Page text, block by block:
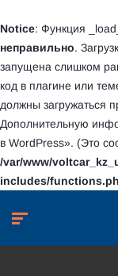
Notice: Функция
неправильно.
запущена слишком
код в плагине или
должны загружаться
Дополнительную
в WordPress». (Это
/var/www/
includes/